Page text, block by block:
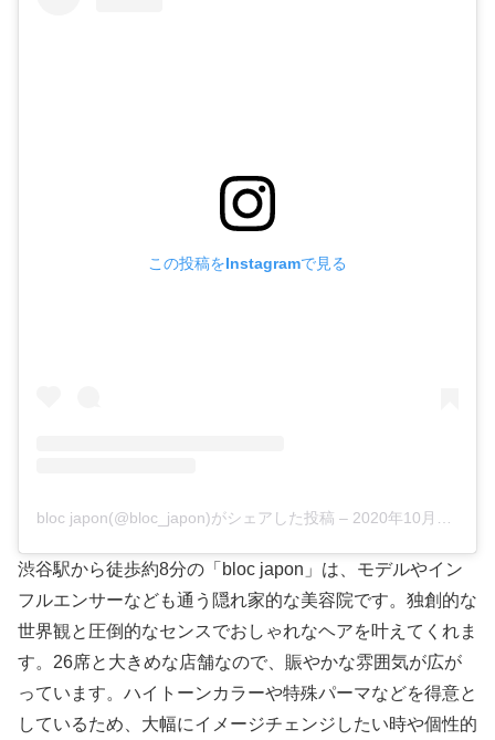
この投稿をInstagramで見る
bloc japon(@bloc_japon)がシェアした投稿 – 2020年10月月22日午後6時40分PDT
渋谷駅から徒歩約8分の「bloc japon」は、モデルやイン
フルエンサーなども通う隠れ家的な美容院です。独創的な
世界観と圧倒的なセンスでおしゃれなヘアを叶えてくれま
す。26席と大きめな店舗なので、賑やかな雰囲気が広が
っています。ハイトーンカラーや特殊パーマなどを得意と
しているため、大幅にイメージチェンジしたい時や個性的